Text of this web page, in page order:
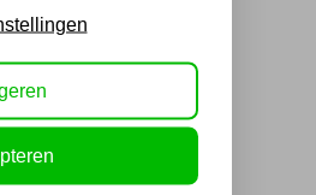
zoals
in het bakje